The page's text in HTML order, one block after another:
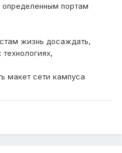
определенным портам
жизнь досаждать,
макет сети кампуса